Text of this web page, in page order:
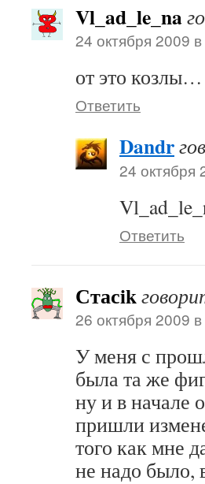
Vl_ad_le_na
24 октября 2009
от это козлы…
Ответить
Dandr
24 октября
Ответить
Стасik
26 октября 2009
У меня с
была та же
ну и в начале
пришли
того как мне
не надо было,